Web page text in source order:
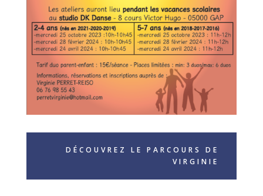
DÉCOUVREZ LE PARCOURS DE
VIRGINIE